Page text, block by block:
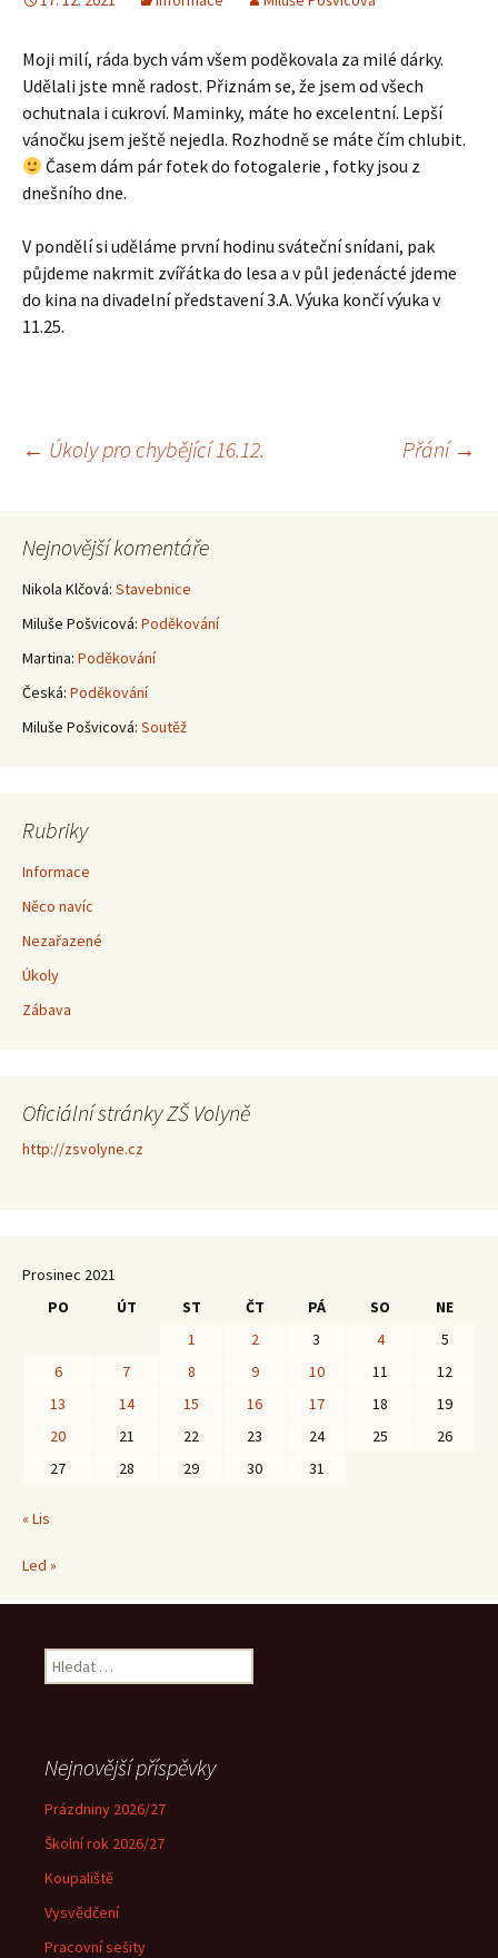
Moji milí, ráda bych vám všem poděkovala za milé dárky.
Udělali jste mně radost. Přiznám se, že jsem od všech
ochutnala i cukroví. Maminky, máte ho excelentní. Lepší
vánočku jsem ještě nejedla. Rozhodně se máte čím chlubit.
Časem dám pár fotek do fotogalerie , fotky jsou z
dnešního dne.
V pondělí si uděláme první hodinu sváteční snídani, pak
půjdeme nakrmit zvířátka do lesa a v půl jedenácté jdeme
do kina na divadelní představení 3.A. Výuka končí výuka v
11.25.
Navigace
pro
příspěvky
← Úkoly pro chybějící 16.12. Přání →
Nejnovější komentáře
Nikola Klčová: Stavebnice
Miluše Pošvicová: Poděkování
Martina: Poděkování
Česká: Poděkování
Miluše Pošvicová: Soutěž
Rubriky
Informace
Něco navíc
Nezařazené
Úkoly
Zábava
Oficiální stránky ZŠ Volyně
http://zsvolyne.cz
Prosinec 2021
PO
ÚT ST ČT PÁ SO
NE
1
2 3 4
5
6
7 8 9 10 11
12
13
14 15 16 17 18
19
20
21 22 23 24 25
26
27
28 29 30 31
« Lis
Led »
Vyhledávání
Nejnovější příspěvky
Prázdniny 2026/27
Školní rok 2026/27
Koupaliště
Vysvědčení
Pracovní sešity